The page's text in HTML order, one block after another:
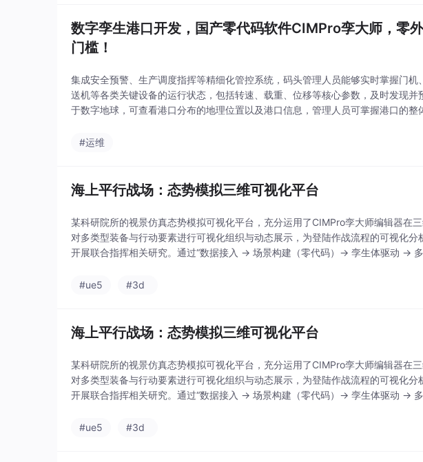
数字孪生港口开发，国产零代码软件CIMPro孪大师，零
门槛！
集成安全预警、生产调度指挥等精细化管控系统，码头管理人员能够实时掌握门机
送机等各类关键设备的运行状态，包括转速、载重、位移等核心参数，及时发现并
于数字地球，可查看港口分布的地理位置以及港口信息，管理人员可掌握港口的整
场、码头、塔吊区、泊位、岸桥
#运维
海上平行战场：态势模拟三维可视化平台
某科研院所的视景仿真态势模拟可视化平台，充分运用了CIMPro孪大师编辑器在
对多类型装备与行动要素进行可视化组织与动态展示，为登陆作战流程的可视化
开展联合指挥相关研究。通过“数据接入 → 场景构建（零代码）→ 孪生体驱动 →
#ue5
#3d
海上平行战场：态势模拟三维可视化平台
某科研院所的视景仿真态势模拟可视化平台，充分运用了CIMPro孪大师编辑器在
对多类型装备与行动要素进行可视化组织与动态展示，为登陆作战流程的可视化
开展联合指挥相关研究。通过“数据接入 → 场景构建（零代码）→ 孪生体驱动 →
#ue5
#3d